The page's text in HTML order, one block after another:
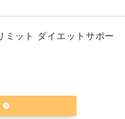
ミット ダイエットサポー